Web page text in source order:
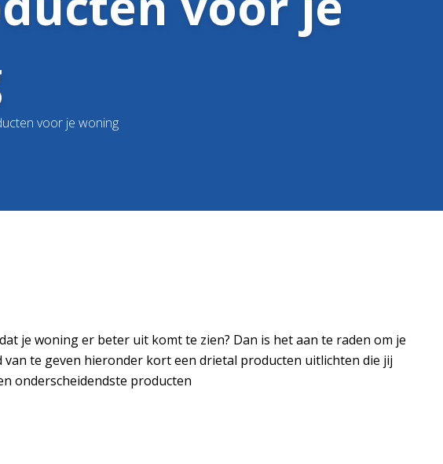
voor je woning
je woning er beter uit komt te zien? Dan is het aan te raden om je
te geven hieronder kort een drietal producten uitlichten die jij
onderscheidendste producten